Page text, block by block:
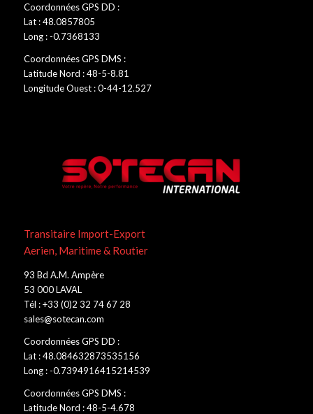
Coordonnées GPS DD :
Lat : 48.0857805
Long : -0.7368133
Coordonnées GPS DMS :
Latitude Nord : 48-5-8.81
Longitude Ouest : 0-44-12.527
Transitaire Import-Export
Aerien, Maritime & Routier
93 Bd A.M. Ampère
53 000 LAVAL
Tél : +33 (0)2 32 74 67 28
sales@sotecan.com
Coordonnées GPS DD :
Lat : 48.084632873535156
Long : -0.7394916415214539
Coordonnées GPS DMS :
Latitude Nord : 48-5-4.678